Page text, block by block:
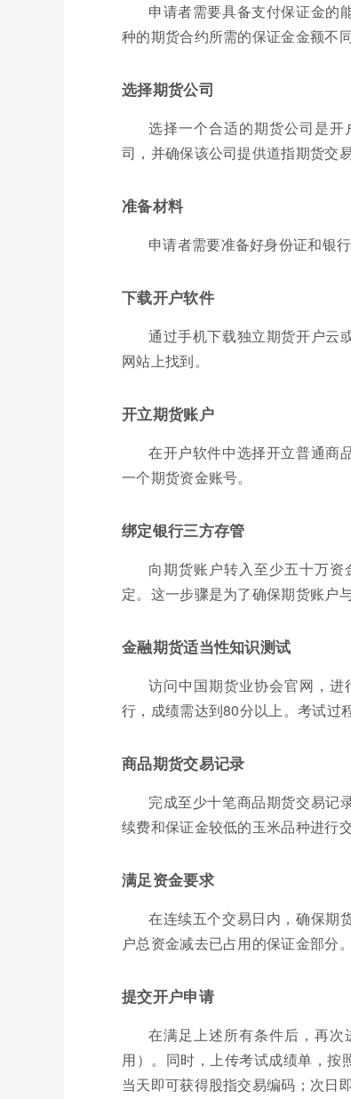
申请者需要具备支付保证金的
种的期货合约所需的保证金金额不
选择期货公司
选择一个合适的期货公司是
司，并确保该公司提供道指期货交易
准备材料
申请者需要准备好身份证和银
下载开户软件
通过手机下载独立期货开户云
网站上找到。
开立期货账户
在开户软件中选择开立普通商
一个期货资金账号。
绑定银行三方存管
向期货账户转入至少五十万
定。这一步骤是为了确保期货账户
金融期货适当性知识测试
访问中国期货业协会官网，
行，成绩需达到80分以上。考试过
商品期货交易记录
完成至少十笔商品期货交易记
续费和保证金较低的玉米品种进行交
满足资金要求
在连续五个交易日内，确保期
户总资金减去已占用的保证金部分。
提交开户申请
在满足上述所有条件后，再
用）。同时，上传考试成绩单，按
当天即可获得股指交易编码；次日